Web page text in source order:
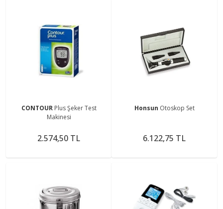
CONTOUR Plus Şeker Test
Makinesi
2.574,50 TL
Honsun Otoskop Set
6.122,75 TL